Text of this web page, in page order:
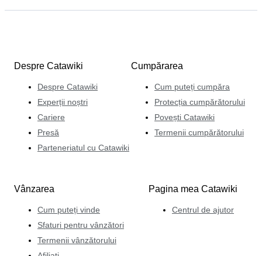
Despre Catawiki
Despre Catawiki
Experții noștri
Cariere
Presă
Parteneriatul cu Catawiki
Cumpărarea
Cum puteți cumpăra
Protecția cumpărătorului
Povești Catawiki
Termenii cumpărătorului
Vânzarea
Cum puteți vinde
Sfaturi pentru vânzători
Termenii vânzătorului
Pagina mea Catawiki
Centrul de ajutor